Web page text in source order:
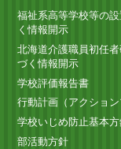
福祉系高等学校等の
く情報開示
北海道介護職員初任
づく情報開示
学校評価報告書
行動計画（アクション
学校いじめ防止基本
部活動方針